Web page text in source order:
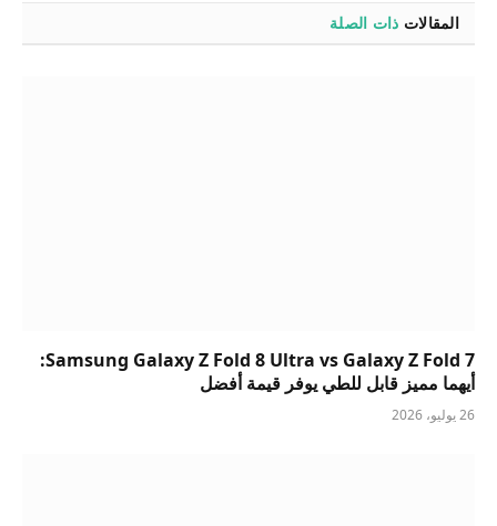
المقالات ذات الصلة
Samsung Galaxy Z Fold 8 Ultra vs Galaxy Z Fold 7:
أيهما مميز قابل للطي يوفر قيمة أفضل
26 يوليو، 2026